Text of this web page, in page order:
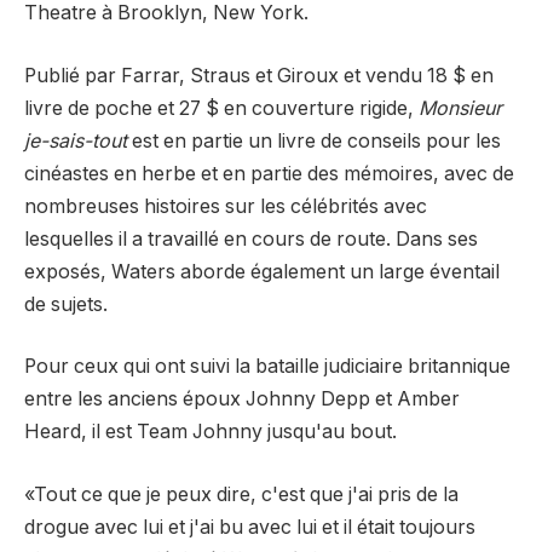
Theatre à Brooklyn, New York.
Publié par Farrar, Straus et Giroux et vendu 18 $ en
livre de poche et 27 $ en couverture rigide, Monsieur
je-sais-toutest en partie un livre de conseils pour les
cinéastes en herbe et en partie des mémoires, avec de
nombreuses histoires sur les célébrités avec
lesquelles il a travaillé en cours de route. Dans ses
exposés, Waters aborde également un large éventail
de sujets.
Pour ceux qui ont suivi la bataille judiciaire britannique
entre les anciens époux Johnny Depp et Amber
Heard, il est Team Johnny jusqu'au bout.
«Tout ce que je peux dire, c'est que j'ai pris de la
drogue avec lui et j'ai bu avec lui et il était toujours